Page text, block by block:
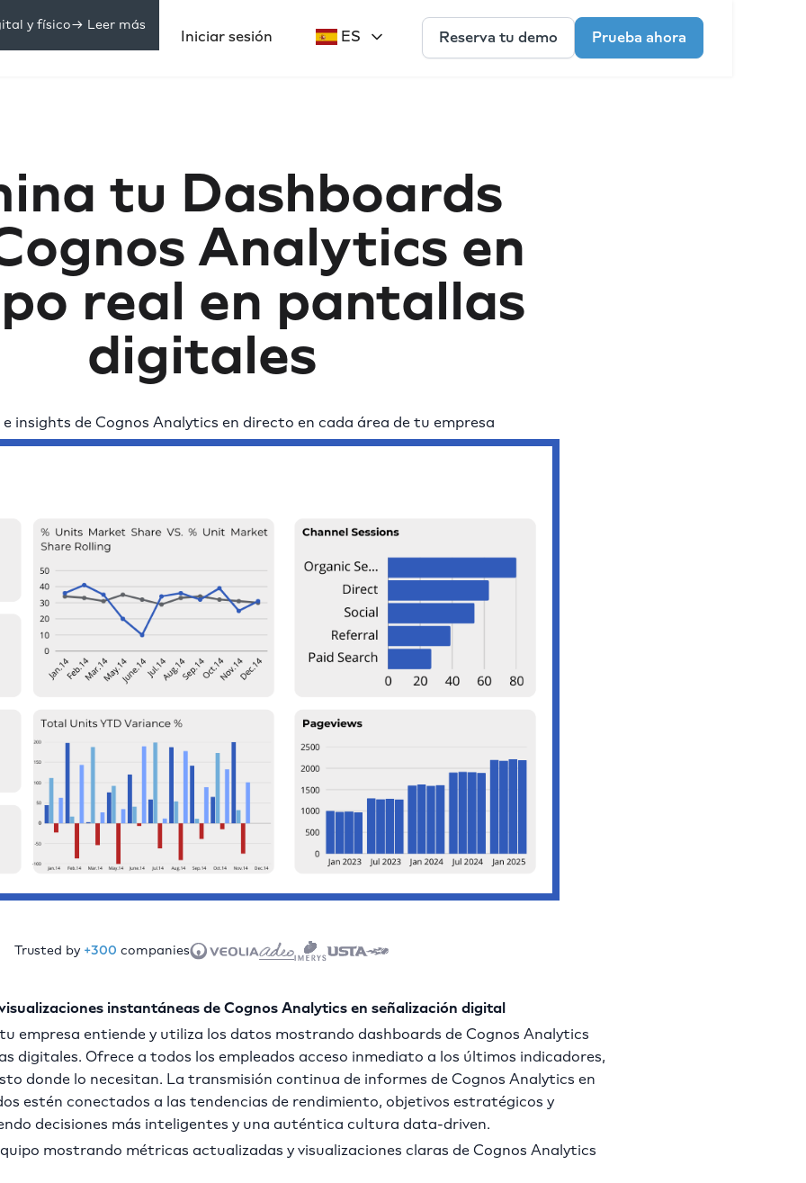
y físico-> Leer más
Iniciar sesión ES Reserva tu demo Prueba ahora
tu Dashboards
Analytics en
real en pantallas
digitales
insights de Cognos Analytics en directo en cada área de tu empresa
Trusted by +300 companies
instantáneas de Cognos Analytics en señalización digital
empresa entiende y utiliza los datos mostrando dashboards de Cognos Analytics
digitales. Ofrece a todos los empleados acceso inmediato a los últimos indicadores,
donde lo necesitan. La transmisión continua de informes de Cognos Analytics en
estén conectados a las tendencias de rendimiento, objetivos estratégicos y
decisiones más inteligentes y una auténtica cultura data-driven.
mostrando métricas actualizadas y visualizaciones claras de Cognos Analytics